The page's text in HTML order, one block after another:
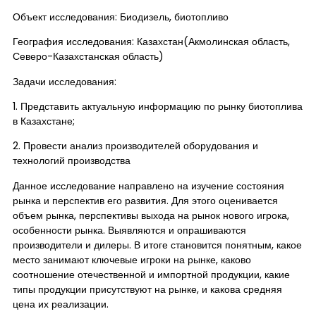
Объект исследования: Биодизель, биотопливо
География исследования: Казахстан(Акмолинская область,
Северо-Казахстанская область)
Задачи исследования:
1. Представить актуальную информацию по рынку биотоплива
в Казахстане;
2. Провести анализ производителей оборудования и
технологий производства
Данное исследование направлено на изучение состояния
рынка и перспектив его развития. Для этого оценивается
объем рынка, перспективы выхода на рынок нового игрока,
особенности рынка. Выявляются и опрашиваются
производители и дилеры. В итоге становится понятным, какое
место занимают ключевые игроки на рынке, каково
соотношение отечественной и импортной продукции, какие
типы продукции присутствуют на рынке, и какова средняя
цена их реализации.